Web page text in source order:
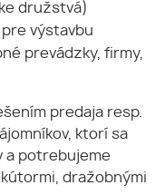
družstvá)
výstavbu
prevádzky, firmy,
predaja resp.
ktorí sa
a potrebujeme
dražobnými